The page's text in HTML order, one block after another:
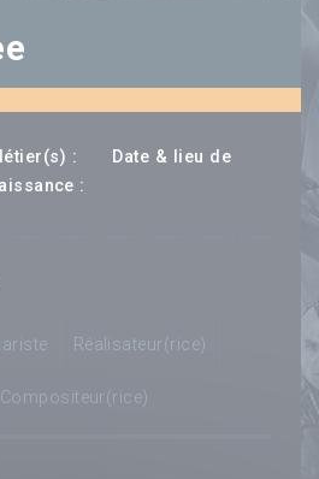
:
Date & lieu de
:
Réalisateur(rice)
Compositeur(rice)